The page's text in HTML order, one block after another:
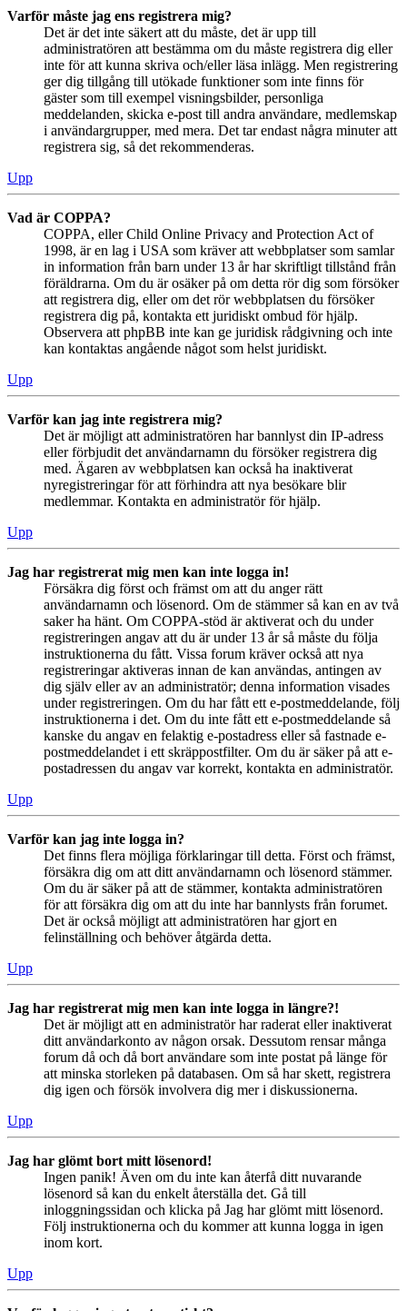
Varför måste jag ens registrera mig?
Det är det inte säkert att du måste, det är upp till
administratören att bestämma om du måste registrera dig eller
inte för att kunna skriva och/eller läsa inlägg. Men registrering
ger dig tillgång till utökade funktioner som inte finns för
gäster som till exempel visningsbilder, personliga
meddelanden, skicka e-post till andra användare, medlemskap
i användargrupper, med mera. Det tar endast några minuter att
registrera sig, så det rekommenderas.
Upp
Vad är COPPA?
COPPA, eller Child Online Privacy and Protection Act of
1998, är en lag i USA som kräver att webbplatser som samlar
in information från barn under 13 år har skriftligt tillstånd från
föräldrarna. Om du är osäker på om detta rör dig som försöker
att registrera dig, eller om det rör webbplatsen du försöker
registrera dig på, kontakta ett juridiskt ombud för hjälp.
Observera att phpBB inte kan ge juridisk rådgivning och inte
kan kontaktas angående något som helst juridiskt.
Upp
Varför kan jag inte registrera mig?
Det är möjligt att administratören har bannlyst din IP-adress
eller förbjudit det användarnamn du försöker registrera dig
med. Ägaren av webbplatsen kan också ha inaktiverat
nyregistreringar för att förhindra att nya besökare blir
medlemmar. Kontakta en administratör för hjälp.
Upp
Jag har registrerat mig men kan inte logga in!
Försäkra dig först och främst om att du anger rätt
användarnamn och lösenord. Om de stämmer så kan en av två
saker ha hänt. Om COPPA-stöd är aktiverat och du under
registreringen angav att du är under 13 år så måste du följa
instruktionerna du fått. Vissa forum kräver också att nya
registreringar aktiveras innan de kan användas, antingen av
dig själv eller av an administratör; denna information visades
under registreringen. Om du har fått ett e-postmeddelande, följ
instruktionerna i det. Om du inte fått ett e-postmeddelande så
kanske du angav en felaktig e-postadress eller så fastnade e-
postmeddelandet i ett skräppostfilter. Om du är säker på att e-
postadressen du angav var korrekt, kontakta en administratör.
Upp
Varför kan jag inte logga in?
Det finns flera möjliga förklaringar till detta. Först och främst,
försäkra dig om att ditt användarnamn och lösenord stämmer.
Om du är säker på att de stämmer, kontakta administratören
för att försäkra dig om att du inte har bannlysts från forumet.
Det är också möjligt att administratören har gjort en
felinställning och behöver åtgärda detta.
Upp
Jag har registrerat mig men kan inte logga in längre?!
Det är möjligt att en administratör har raderat eller inaktiverat
ditt användarkonto av någon orsak. Dessutom rensar många
forum då och då bort användare som inte postat på länge för
att minska storleken på databasen. Om så har skett, registrera
dig igen och försök involvera dig mer i diskussionerna.
Upp
Jag har glömt bort mitt lösenord!
Ingen panik! Även om du inte kan återfå ditt nuvarande
lösenord så kan du enkelt återställa det. Gå till
inloggningssidan och klicka på Jag har glömt mitt lösenord.
Följ instruktionerna och du kommer att kunna logga in igen
inom kort.
Upp